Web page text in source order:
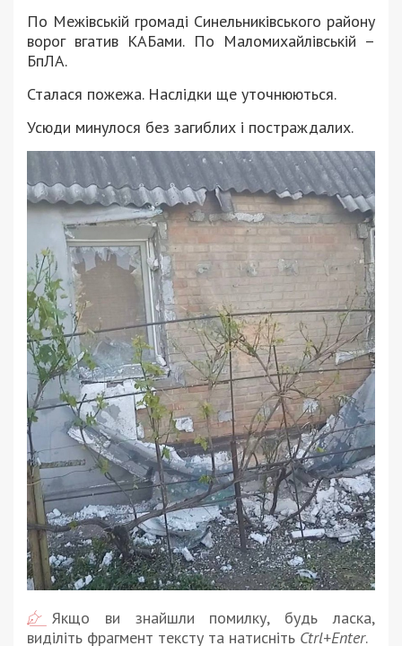
По Межівській громаді Синельниківського району
ворог вгатив КАБами. По Маломихайлівській –
БпЛА.
Сталася пожежа. Наслідки ще уточнюються.
Усюди минулося без загиблих і постраждалих.
Якщо ви знайшли помилку, будь ласка,
виділіть фрагмент тексту та натисніть Ctrl+Enter.